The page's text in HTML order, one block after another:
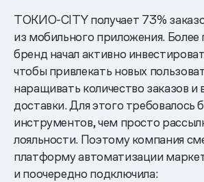
ТОКИО-CITY получает 73%
из мобильного приложения. Более
бренд начал активно
чтобы привлекать новых
наращивать количество заказов и
доставки. Для этого требовалось
инструментов, чем просто
лояльности. Поэтому компания
платформу автоматизации
и поочередно подключила: